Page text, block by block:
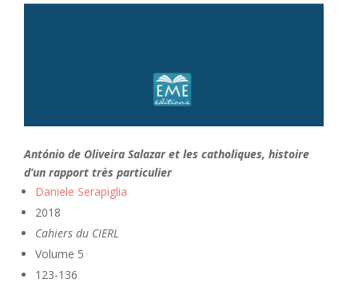
António de Oliveira Salazar et les catholiques, histoire
d’un rapport très particulier
Daniele Serapiglia
2018
Cahiers du CIERL
Volume 5
123-136